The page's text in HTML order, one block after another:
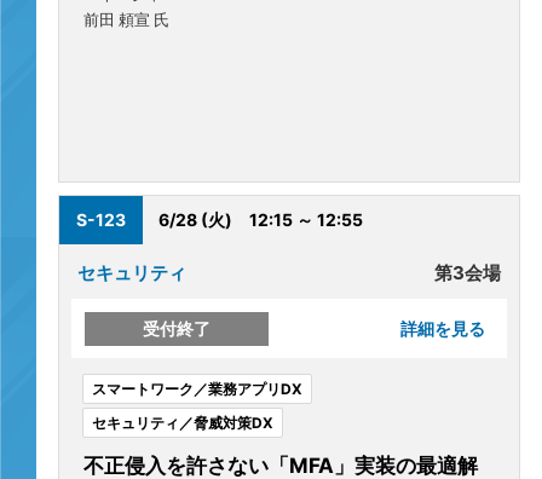
前田 頼宣 氏
S-123 6/28 (火) 12:15 ～ 12:55
セキュリティ 第3会場
受付終了 詳細を見る
スマートワーク／業務アプリDX
セキュリティ／脅威対策DX
不正侵入を許さない「MFA」実装の最適解